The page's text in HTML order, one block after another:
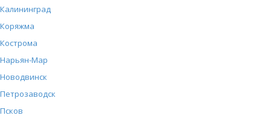
Калининград
Коряжма
Кострома
Нарьян-Мар
Новодвинск
Петрозаводск
Псков